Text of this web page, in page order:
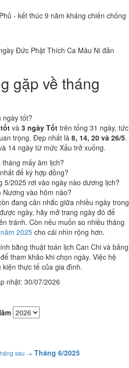
- kết thúc 9 năm kháng chiến chống
Đức Phật Thích Ca Mâu Ni đản
gặp về tháng
ngày tốt?
và 3 ngày Tốt trên tổng 31 ngày, tức
trọng. Đẹp nhất là 8, 14, 20 và 26/5.
14 ngày từ mức Xấu trở xuống.
mấy âm lịch?
để ký hợp đồng?
5/2025 rơi vào ngày nào dương lịch?
vào hôm nào?
đang cân nhắc giữa nhiều ngày trong
ngày, hãy mở trang ngày đó để
tránh. Còn nếu muốn so nhiều tháng
2025 cho cái nhìn rộng hơn.
bằng thuật toán lịch Can Chi và bảng
tham khảo khi chọn ngày. Việc hệ
thực tế của gia đình.
nhật: 30/07/2026
sau → Tháng 6/2025